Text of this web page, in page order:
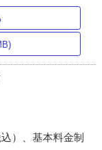
）、基本料金制